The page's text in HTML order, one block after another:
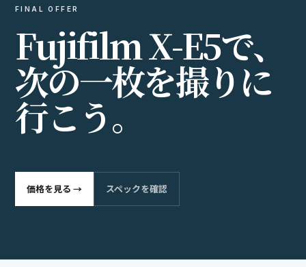
FINAL OFFER
FujifilmX-E5で、
次の一枚を撮りに
行こう。
価格を見る → スペックを確認